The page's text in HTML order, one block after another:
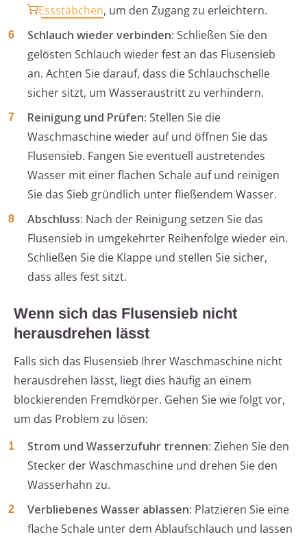
Essstäbchen, um den Zugang zu erleichtern.
Schlauch wieder verbinden: Schließen Sie den
gelösten Schlauch wieder fest an das Flusensieb
an. Achten Sie darauf, dass die Schlauchschelle
sicher sitzt, um Wasseraustritt zu verhindern.
Reinigung und Prüfen: Stellen Sie die
Waschmaschine wieder auf und öffnen Sie das
Flusensieb. Fangen Sie eventuell austretendes
Wasser mit einer flachen Schale auf und reinigen
Sie das Sieb gründlich unter fließendem Wasser.
Abschluss: Nach der Reinigung setzen Sie das
Flusensieb in umgekehrter Reihenfolge wieder ein.
Schließen Sie die Klappe und stellen Sie sicher,
dass alles fest sitzt.
Wenn sich das Flusensieb nicht
herausdrehen lässt
Falls sich das Flusensieb Ihrer Waschmaschine nicht
herausdrehen lässt, liegt dies häufig an einem
blockierenden Fremdkörper. Gehen Sie wie folgt vor,
um das Problem zu lösen:
Strom und Wasserzufuhr trennen: Ziehen Sie den
Stecker der Waschmaschine und drehen Sie den
Wasserhahn zu.
Verbliebenes Wasser ablassen: Platzieren Sie eine
flache Schale unter dem Ablaufschlauch und lassen